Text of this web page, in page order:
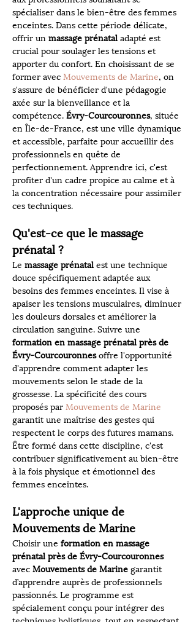
spécialiser dans le bien-être des femmes
enceintes. Dans cette période délicate,
offrir un massage prénatal adapté est
crucial pour soulager les tensions et
apporter du confort. En choisissant de se
former avec Mouvements de Marine, on
s'assure de bénéficier d'une pédagogie
axée sur la bienveillance et la
compétence. Évry-Courcouronnes, située
en Île-de-France, est une ville dynamique
et accessible, parfaite pour accueillir des
professionnels en quête de
perfectionnement. Apprendre ici, c'est
profiter d'un cadre propice au calme et à
la concentration nécessaire pour assimiler
ces techniques.
Qu'est-ce que le massage
prénatal ?
Le massage prénatal est une technique
douce spécifiquement adaptée aux
besoins des femmes enceintes. Il vise à
apaiser les tensions musculaires, diminuer
les douleurs dorsales et améliorer la
circulation sanguine. Suivre une
formation en massage prénatal près de
Évry-Courcouronnes offre l'opportunité
d'apprendre comment adapter les
mouvements selon le stade de la
grossesse. La spécificité des cours
proposés par Mouvements de Marine
garantit une maîtrise des gestes qui
respectent le corps des futures mamans.
Être formé dans cette discipline, c'est
contribuer significativement au bien-être
à la fois physique et émotionnel des
femmes enceintes.
L'approche unique de
Mouvements de Marine
Choisir une formation en massage
prénatal près de Évry-Courcouronnes
avec Mouvements de Marine garantit
d’apprendre auprès de professionnels
passionnés. Le programme est
spécialement conçu pour intégrer des